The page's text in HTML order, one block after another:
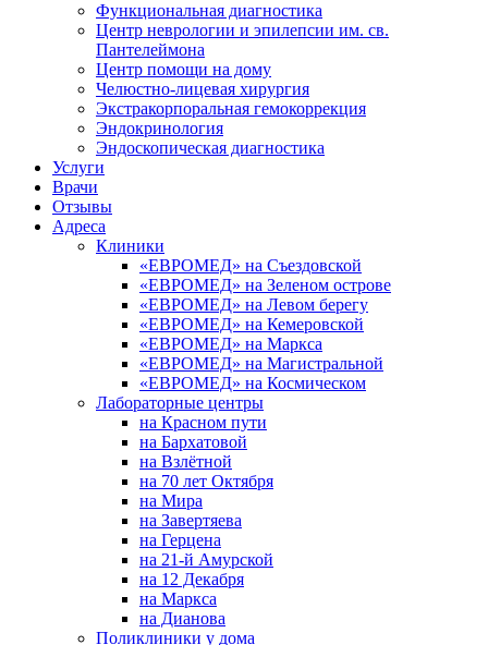
Функциональная диагностика
Центр неврологии и эпилепсии им. св.
Пантелеймона
Центр помощи на дому
Челюстно-лицевая хирургия
Экстракорпоральная гемокоррекция
Эндокринология
Эндоскопическая диагностика
Услуги
Врачи
Отзывы
Адреса
Клиники
«ЕВРОМЕД» на Съездовской
«ЕВРОМЕД» на Зеленом острове
«ЕВРОМЕД» на Левом берегу
«ЕВРОМЕД» на Кемеровской
«ЕВРОМЕД» на Маркса
«ЕВРОМЕД» на Магистральной
«ЕВРОМЕД» на Космическом
Лабораторные центры
на Красном пути
на Бархатовой
на Взлётной
на 70 лет Октября
на Мира
на Завертяева
на Герцена
на 21-й Амурской
на 12 Декабря
на Маркса
на Дианова
Поликлиники у дома